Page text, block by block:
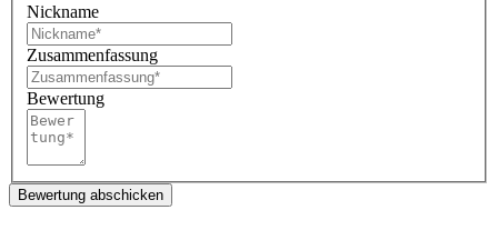
Nickname
Zusammenfassung
Bewertung
Bewertung abschicken